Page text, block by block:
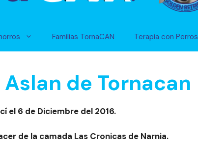
Familias TornaCAN Terapia con Perros
de Tornacan
el 6 de Diciembre del 2016.
de la camada Las Cronicas de Narnia.